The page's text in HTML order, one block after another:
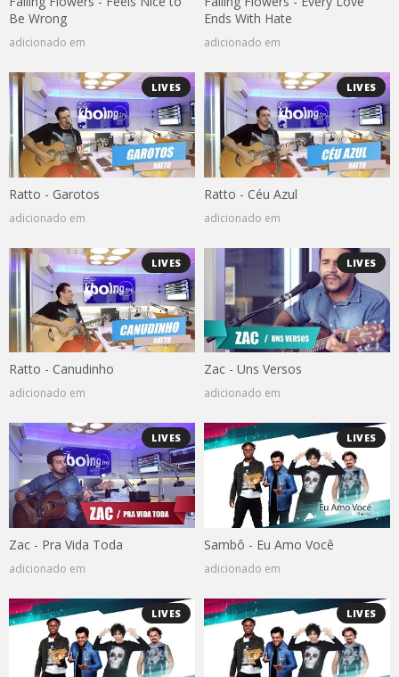
Be Wrong
adicionado em
Ends With Hate
adicionado em
LIVES
Ratto - Garotos
adicionado em
LIVES
Ratto - Céu Azul
adicionado em
LIVES
Ratto - Canudinho
adicionado em
LIVES
Zac - Uns Versos
adicionado em
LIVES
Zac - Pra Vida Toda
adicionado em
LIVES
Sambô - Eu Amo Você
adicionado em
LIVES LIVES